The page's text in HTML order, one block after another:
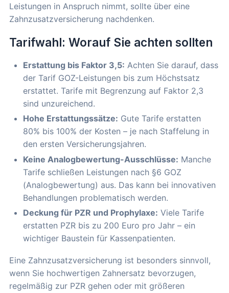
Leistungen in Anspruch nimmt, sollte über eine
Zahnzusatzversicherung nachdenken.
Tarifwahl: Worauf Sie achten sollten
Erstattung bis Faktor 3,5: Achten Sie darauf, dass
der Tarif GOZ-Leistungen bis zum Höchstsatz
erstattet. Tarife mit Begrenzung auf Faktor 2,3
sind unzureichend.
Hohe Erstattungssätze: Gute Tarife erstatten
80% bis 100% der Kosten – je nach Staffelung in
den ersten Versicherungsjahren.
Keine Analogbewertung-Ausschlüsse: Manche
Tarife schließen Leistungen nach §6 GOZ
(Analogbewertung) aus. Das kann bei innovativen
Behandlungen problematisch werden.
Deckung für PZR und Prophylaxe: Viele Tarife
erstatten PZR bis zu 200 Euro pro Jahr – ein
wichtiger Baustein für Kassenpatienten.
Eine Zahnzusatzversicherung ist besonders sinnvoll,
wenn Sie hochwertigen Zahnersatz bevorzugen,
regelmäßig zur PZR gehen oder mit größeren